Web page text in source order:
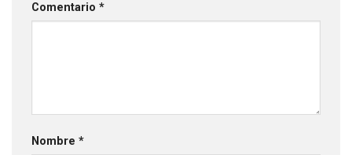
Comentario *
Nombre *